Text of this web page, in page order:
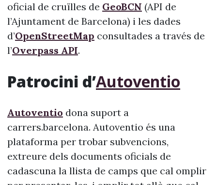
oficial de cruïlles de GeoBCN (API de
l’Ajuntament de Barcelona) i les dades
d’OpenStreetMap consultades a través de
l’Overpass API.
Patrocini d’Autoventio
Autoventio dona suport a
carrers.barcelona. Autoventio és una
plataforma per trobar subvencions,
extreure dels documents oficials de
cadascuna la llista de camps que cal omplir